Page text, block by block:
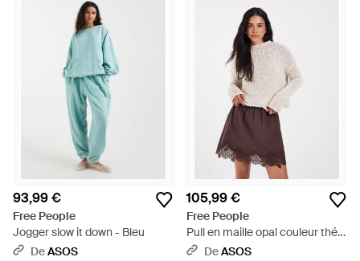
93,99 €
Free People
Jogger slow it down - Bleu
DeASOS
105,99 €
Free People
Pull en maille opal couleur thé -
Marron
DeASOS